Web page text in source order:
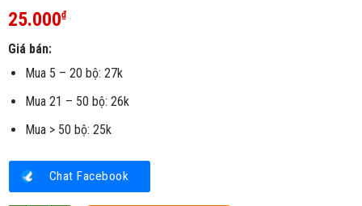
25.000₫
Giá bán:
Mua 5 – 20 bộ: 27k
Mua 21 – 50 bộ: 26k
Mua > 50 bộ: 25k
Chat Facebook